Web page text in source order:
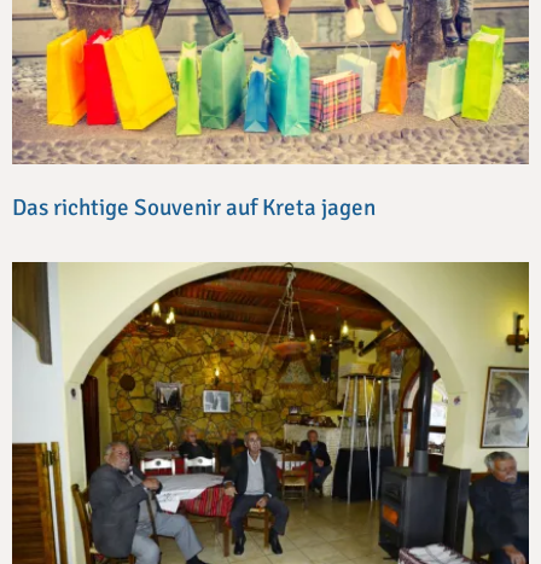
Das richtige Souvenir auf Kreta jagen